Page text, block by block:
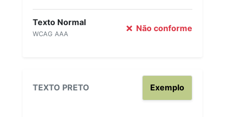
Texto Normal
WCAG AAA
Não conforme
TEXTO PRETO Exemplo